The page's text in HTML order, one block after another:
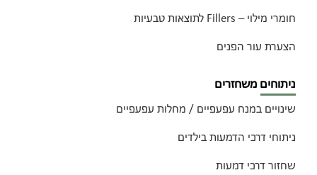
חומרי מילוי – Fillers לתוצאות טבעיות
הצערת עור הפנים
ניתוחים משחזרים
שינויים במנח עפעפיים / מחלות עפעפיים
ניתוחי דרכי הדמעות בילדים
שחזור דרכי דמעות